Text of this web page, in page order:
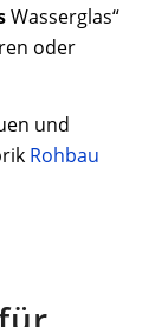
Wasserglas“
oder
und
Rohbau